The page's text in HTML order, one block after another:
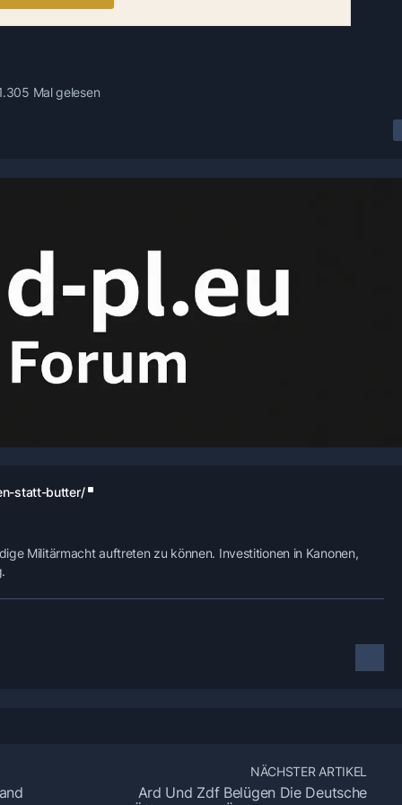
Mal gelesen
statt-butter/
Militärmacht auftreten zu können. Investitionen in Kanonen,
NÄCHSTER ARTIKEL
Ard Und Zdf Belügen Die Deutsche